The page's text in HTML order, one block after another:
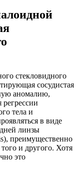
стекловидного
сосудистая
аномалию,
тела и
в виде
линзы
преимущественно
и другого. Хотя
это